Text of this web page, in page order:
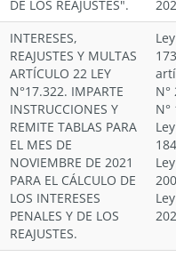
DE LOS REAJUSTES".
INTERESES,
REAJUSTES Y MULTAS
ARTÍCULO 22 LEY
N°17.322. IMPARTE
INSTRUCCIONES Y
REMITE TABLAS PARA
EL MES DE
NOVIEMBRE DE 2021
PARA EL CÁLCULO DE
LOS INTERESES
PENALES Y DE LOS
REAJUSTES.
N°
N°